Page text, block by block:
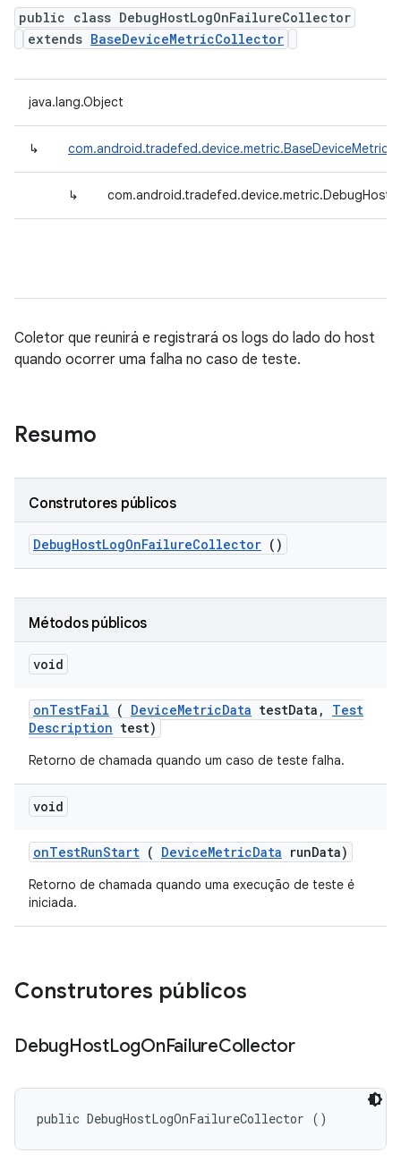
public class DebugHostLogOnFailureCollector
extends BaseDeviceMetricCollector
java.lang.Object
↳
↳
Coletor que reunirá e registrará os logs do lado do host
quando ocorrer uma falha no caso de teste.
Resumo
Construtores públicos
DebugHostLogOnFailureCollector ()
Métodos públicos
void
onTestFail ( DeviceMetricData testData ,
Test
Description test)
Retorno de chamada quando um caso de teste falha.
void
onTestRunStart ( DeviceMetricData runData)
Retorno de chamada quando uma execução de teste é
iniciada.
Construtores públicos
DebugHostLogOnFailureCollector
public DebugHostLogOnFailureCollector ()